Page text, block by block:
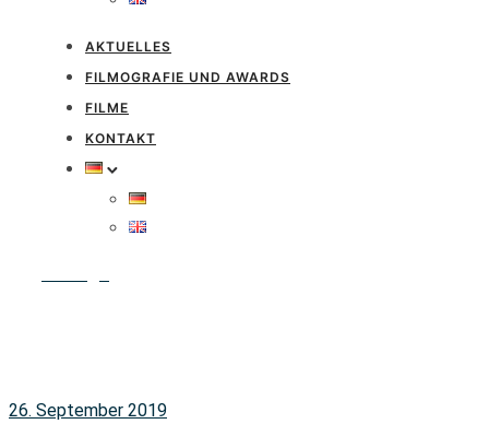
AKTUELLES
FILMOGRAFIE UND AWARDS
FILME
KONTAKT
26. September 2019